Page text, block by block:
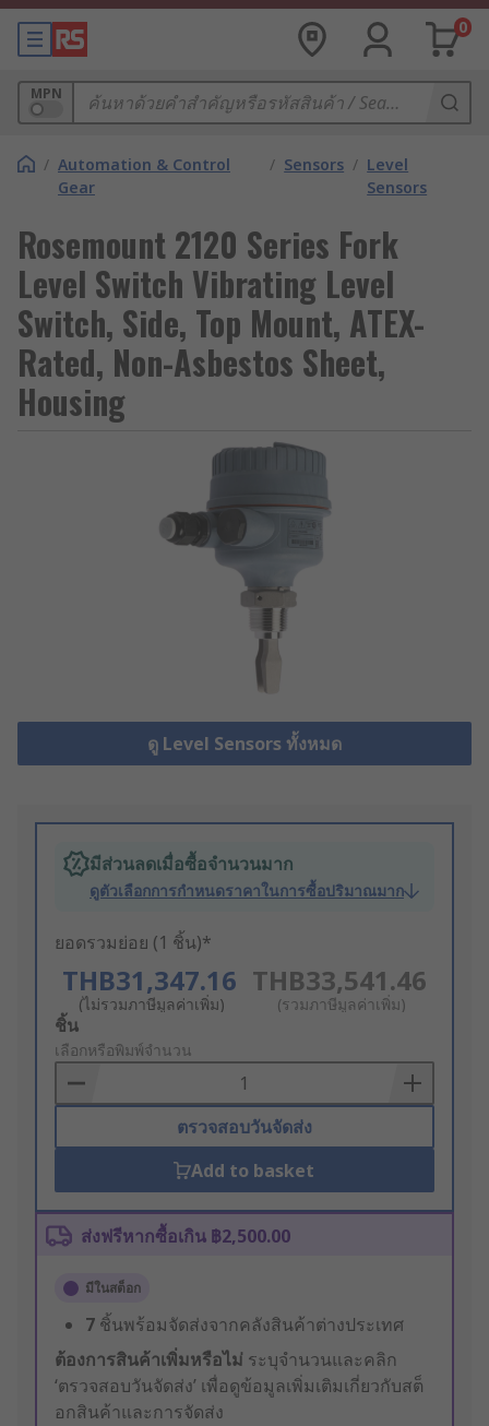
0
MPN
/ Automation & Control
Gear
/ Sensors / Level
Sensors
Rosemount 2120 Series Fork
Level Switch Vibrating Level
Switch, Side, Top Mount, ATEX-
Rated, Non-Asbestos Sheet,
Housing
ดู Level Sensors ทั้งหมด
มีส่วนลดเมื่อซื้อจำนวนมาก
ดูตัวเลือกการกำหนดราคาในการซื้อปริมาณมาก
ยอดรวมย่อย (1 ชิ้น)*
THB31,347.16
(ไม่รวมภาษีมูลค่าเพิ่ม)
THB33,541.46
(รวมภาษีมูลค่าเพิ่ม)
Add
to
Basket
ชิ้น
เลือกหรือพิมพ์จำนวน
ตรวจสอบวันจัดส่ง
Add to basket
ส่งฟรีหากซื้อเกิน ฿2,500.00
มีในสต็อก
7 ชิ้นพร้อมจัดส่งจากคลังสินค้าต่างประเทศ
ต้องการสินค้าเพิ่มหรือไม่ ระบุจำนวนและคลิก
‘ตรวจสอบวันจัดส่ง’ เพื่อดูข้อมูลเพิ่มเติมเกี่ยวกับสต็
อกสินค้าและการจัดส่ง